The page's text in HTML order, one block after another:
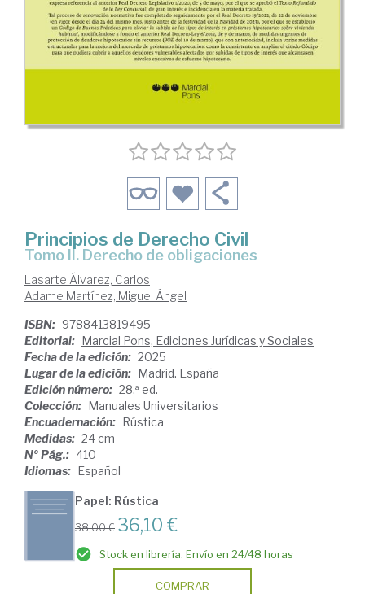
Principios de Derecho Civil
Tomo II. Derecho de obligaciones
Lasarte Álvarez, Carlos
Adame Martínez, Miguel Ángel
ISBN: 9788413819495
Editorial: Marcial Pons, Ediciones Jurídicas y Sociales
Fecha de la edición: 2025
Lugar de la edición: Madrid. España
Edición número: 28.ª ed.
Colección: Manuales Universitarios
Encuadernación: Rústica
Medidas: 24 cm
Nº Pág.: 410
Idiomas: Español
Papel: Rústica
38,00 € 36,10 €
Stock en librería. Envío en 24/48 horas
COMPRAR